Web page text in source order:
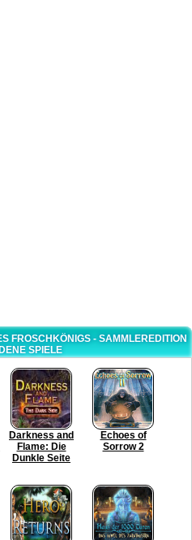
FROSCHKÖNIGS - SAMMLEREDITION
SPIELE
Darkness and
Flame: Die
Dunkle Seite
Echoes of
Sorrow 2